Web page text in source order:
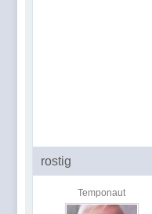
rostig
Temponaut